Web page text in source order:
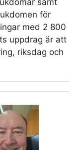
för
med 2 800
uppdrag är att
riksdag och